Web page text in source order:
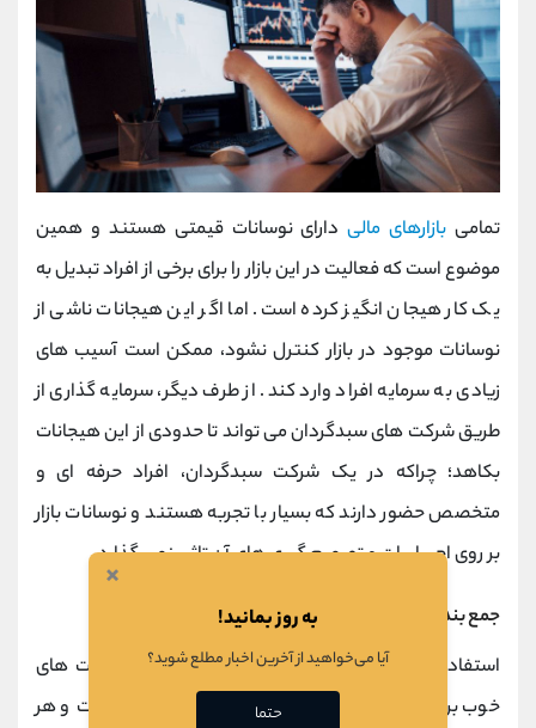
تمامی بازارهای مالیدارای نوسانات قیمتی هستند و همین
موضوع است که فعالیت در این بازار را برای برخی از افراد تبدیل به
یک کار هیجان انگیز کرده است. اما اگر این هیجانات ناشی از
نوسانات موجود در بازار کنترل نشود، ممکن است آسیب های
زیادی به سرمایه افراد وارد کند. از طرف دیگر، سرمایه گذاری از
طریق شرکت های سبدگردان می تواند تا حدودی از این هیجانات
بکاهد؛ چراکه در یک شرکت سبدگردان، افراد حرفه ای و
متخصص حضور دارند که بسیار با تجربه هستند و نوسانات بازار
بر روی احساسات و تصمیم گیری های آن تاثیر نمی گذارد.
جمع بندی
استفاده از ظرفیت شرکت های سبدگردان یکی از فرصت های
خوب برای سرمایه گذاری غیرمستقیم در بازار سهام است و هر
×
به روز بمانید!
آیا می‌خواهید از آخرین اخبار مطلع شوید؟
حتما